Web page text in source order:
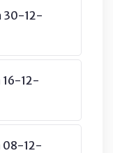
30-12-
16-12-
08-12-